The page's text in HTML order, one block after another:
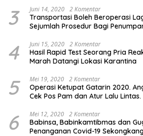
3 Juni 14, 2020 2 Komentar
Transportasi Boleh Beroperasi
Sejumlah Prosedur Bagi
4 Juni 15, 2020 2 Komentar
Hasil Rapid Test Seorang Pria
Marah Datangi Lokasi Karantina
5 Mei 19, 2020 2 Komentar
Operasi Ketupat Gatarin 2020.
Cek Pos Pam dan Atur Lalu Lintas.
6 Mei 12, 2020 2 Komentar
Babinsa, Babinkamtibmas dan
Penanganan Covid-19